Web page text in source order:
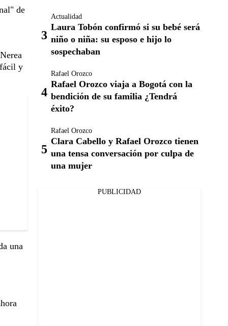
de
y
una
Actualidad
Laura Tobón confirmó si su bebé será
niño o niña: su esposo e hijo lo
sospechaban
Rafael Orozco
Rafael Orozco viaja a Bogotá con la
bendición de su familia ¿Tendrá
éxito?
Rafael Orozco
Clara Cabello y Rafael Orozco tienen
una tensa conversación por culpa de
una mujer
PUBLICIDAD